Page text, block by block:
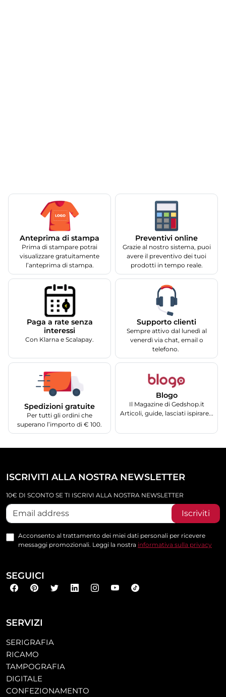
Anteprima di stampa
Prima di stampare potrai
visualizzare gratuitamente
l’anteprima di stampa.
Preventivi online
Grazie al nostro sistema, puoi
avere il preventivo dei tuoi
prodotti in tempo reale.
Paga a rate senza
interessi
Con Klarna e Scalapay.
Supporto clienti
Sempre attivo dal lunedì al
venerdì via chat, email o
telefono.
Spedizioni gratuite
Per tutti gli ordini che
superano l’importo di € 100.
Blogo
Il Magazine di Gedshop.it
Articoli, guide, lasciati ispirare...
SERVIZI
SERIGRAFIA
RICAMO
TAMPOGRAFIA
DIGITALE
CONFEZIONAMENTO
ISCRIVITI ALLA NOSTRA NEWSLETTER
10€ DI SCONTO SE TI ISCRIVI ALLA NOSTRA NEWSLETTER
Iscriviti
Acconsento al trattamento dei miei dati personali per ricevere
messaggi promozionali. Leggi la nostra informativa sulla privacy
SEGUICI